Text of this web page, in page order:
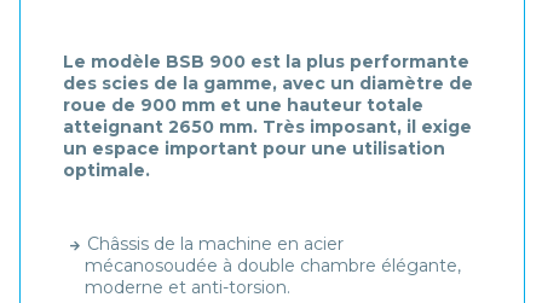
Le modèle BSB 900 est la plus performante
des scies de la gamme, avec un diamètre de
roue de 900 mm et une hauteur totale
atteignant 2650 mm. Très imposant, il exige
un espace important pour une utilisation
optimale.
Châssis de la machine en acier
mécanosoudée à double chambre élégante,
moderne et anti-torsion.